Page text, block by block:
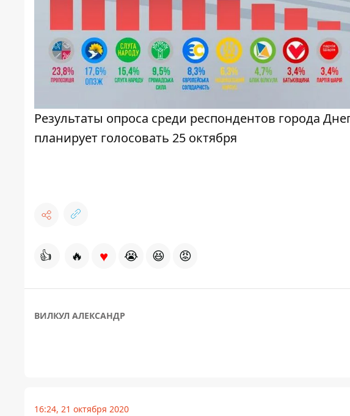
Результаты опроса среди респондентов города
планирует голосовать 25 октября
👍 🔥 ♥ 😭 😆 😡
ВИЛКУЛ АЛЕКСАНДР
16:24, 21 октября 2020